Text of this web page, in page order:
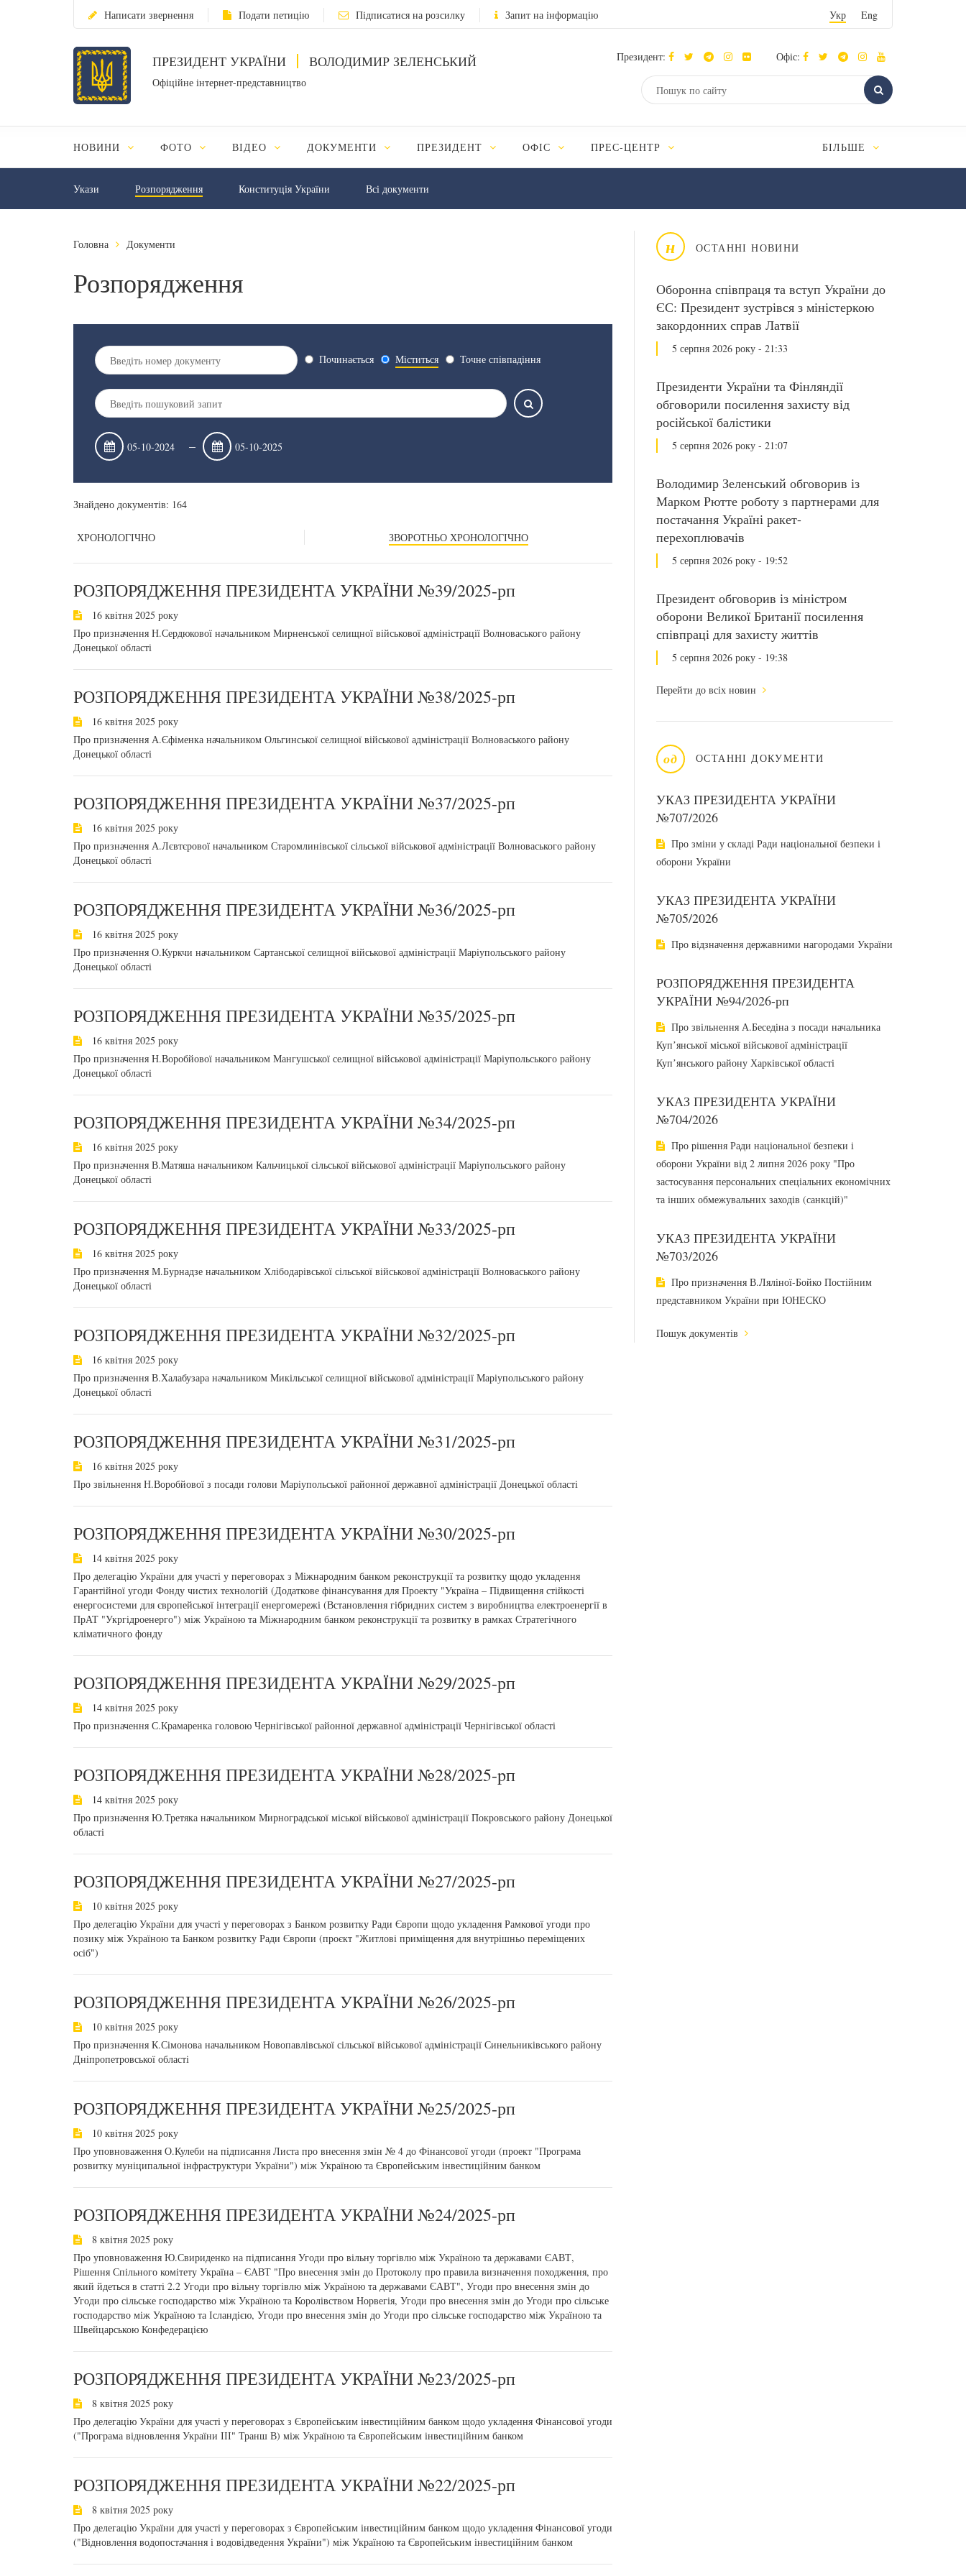
Написати звернення Подати петицію Підписатися на розсилку Запит на інформацію Укр Eng
ПРЕЗИДЕНТ УКРАЇНИ ВОЛОДИМИР ЗЕЛЕНСЬКИЙ
Офіційне інтернет-представництво
Президент: Офіс:
НОВИНИ ФОТО ВІДЕО ДОКУМЕНТИ ПРЕЗИДЕНТ ОФІС ПРЕС-ЦЕНТР БІЛЬШЕ
Укази Розпорядження Конституція України Всі документи
н ОСТАННІ НОВИНИ
Оборонна співпраця та вступ України до
ЄС: Президент зустрівся з міністеркою
закордонних справ Латвії
5 серпня 2026 року - 21:33
Президенти України та Фінляндії
обговорили посилення захисту від
російської балістики
5 серпня 2026 року - 21:07
Володимир Зеленський обговорив із
Марком Рютте роботу з партнерами для
постачання Україні ракет-
перехоплювачів
5 серпня 2026 року - 19:52
Президент обговорив із міністром
оборони Великої Британії посилення
співпраці для захисту життів
5 серпня 2026 року - 19:38
Перейти до всіх новин
од ОСТАННІ ДОКУМЕНТИ
УКАЗ ПРЕЗИДЕНТА УКРАЇНИ
№707/2026
Про зміни у складі Ради національної безпеки і
оборони України
УКАЗ ПРЕЗИДЕНТА УКРАЇНИ
№705/2026
Про відзначення державними нагородами України
РОЗПОРЯДЖЕННЯ ПРЕЗИДЕНТА
УКРАЇНИ №94/2026-рп
Про звільнення А.Беседіна з посади начальника
Купʼянської міської військової адміністрації
Купʼянського району Харківської області
УКАЗ ПРЕЗИДЕНТА УКРАЇНИ
№704/2026
Про рішення Ради національної безпеки і
оборони України від 2 липня 2026 року "Про
застосування персональних спеціальних економічних
та інших обмежувальних заходів (санкцій)"
УКАЗ ПРЕЗИДЕНТА УКРАЇНИ
№703/2026
Про призначення В.Ляліної-Бойко Постійним
представником України при ЮНЕСКО
Пошук документів
Головна Документи
Розпорядження
Починається Міститься Точне співпадіння
–
Знайдено документів: 164
ХРОНОЛОГІЧНО ЗВОРОТНЬО ХРОНОЛОГІЧНО
РОЗПОРЯДЖЕННЯ ПРЕЗИДЕНТА УКРАЇНИ №39/2025-рп
16 квітня 2025 року
Про призначення Н.Сердюкової начальником Мирненської селищної військової адміністрації Волноваського району
Донецької області
РОЗПОРЯДЖЕННЯ ПРЕЗИДЕНТА УКРАЇНИ №38/2025-рп
16 квітня 2025 року
Про призначення А.Єфіменка начальником Ольгинської селищної військової адміністрації Волноваського району
Донецької області
РОЗПОРЯДЖЕННЯ ПРЕЗИДЕНТА УКРАЇНИ №37/2025-рп
16 квітня 2025 року
Про призначення А.Лєвтєрової начальником Старомлинівської сільської військової адміністрації Волноваського району
Донецької області
РОЗПОРЯДЖЕННЯ ПРЕЗИДЕНТА УКРАЇНИ №36/2025-рп
16 квітня 2025 року
Про призначення О.Куркчи начальником Сартанської селищної військової адміністрації Маріупольського району
Донецької області
РОЗПОРЯДЖЕННЯ ПРЕЗИДЕНТА УКРАЇНИ №35/2025-рп
16 квітня 2025 року
Про призначення Н.Воробйової начальником Мангушської селищної військової адміністрації Маріупольського району
Донецької області
РОЗПОРЯДЖЕННЯ ПРЕЗИДЕНТА УКРАЇНИ №34/2025-рп
16 квітня 2025 року
Про призначення В.Матяша начальником Кальчицької сільської військової адміністрації Маріупольського району
Донецької області
РОЗПОРЯДЖЕННЯ ПРЕЗИДЕНТА УКРАЇНИ №33/2025-рп
16 квітня 2025 року
Про призначення М.Бурнадзе начальником Хлібодарівської сільської військової адміністрації Волноваського району
Донецької області
РОЗПОРЯДЖЕННЯ ПРЕЗИДЕНТА УКРАЇНИ №32/2025-рп
16 квітня 2025 року
Про призначення В.Халабузара начальником Микільської селищної військової адміністрації Маріупольського району
Донецької області
РОЗПОРЯДЖЕННЯ ПРЕЗИДЕНТА УКРАЇНИ №31/2025-рп
16 квітня 2025 року
Про звільнення Н.Воробйової з посади голови Маріупольської районної державної адміністрації Донецької області
РОЗПОРЯДЖЕННЯ ПРЕЗИДЕНТА УКРАЇНИ №30/2025-рп
14 квітня 2025 року
Про делегацію України для участі у переговорах з Міжнародним банком реконструкції та розвитку щодо укладення
Гарантійної угоди Фонду чистих технологій (Додаткове фінансування для Проекту "Україна – Підвищення стійкості
енергосистеми для європейської інтеграції енергомережі (Встановлення гібридних систем з виробництва електроенергії в
ПрАТ "Укргідроенерго") між Україною та Міжнародним банком реконструкції та розвитку в рамках Стратегічного
кліматичного фонду
РОЗПОРЯДЖЕННЯ ПРЕЗИДЕНТА УКРАЇНИ №29/2025-рп
14 квітня 2025 року
Про призначення С.Крамаренка головою Чернігівської районної державної адміністрації Чернігівської області
РОЗПОРЯДЖЕННЯ ПРЕЗИДЕНТА УКРАЇНИ №28/2025-pп
14 квітня 2025 року
Про призначення Ю.Третяка начальником Мирноградської міської військової адміністрації Покровського району Донецької
області
РОЗПОРЯДЖЕННЯ ПРЕЗИДЕНТА УКРАЇНИ №27/2025-рп
10 квітня 2025 року
Про делегацію України для участі у переговорах з Банком розвитку Ради Європи щодо укладення Рамкової угоди про
позику між Україною та Банком розвитку Ради Європи (проєкт "Житлові приміщення для внутрішньо переміщених
осіб")
РОЗПОРЯДЖЕННЯ ПРЕЗИДЕНТА УКРАЇНИ №26/2025-рп
10 квітня 2025 року
Про призначення К.Сімонова начальником Новопавлівської сільської військової адміністрації Синельниківського району
Дніпропетровської області
РОЗПОРЯДЖЕННЯ ПРЕЗИДЕНТА УКРАЇНИ №25/2025-рп
10 квітня 2025 року
Про уповноваження О.Кулеби на підписання Листа про внесення змін № 4 до Фінансової угоди (проект "Програма
розвитку муніципальної інфраструктури України") між Україною та Європейським інвестиційним банком
РОЗПОРЯДЖЕННЯ ПРЕЗИДЕНТА УКРАЇНИ №24/2025-рп
8 квітня 2025 року
Про уповноваження Ю.Свириденко на підписання Угоди про вільну торгівлю між Україною та державами ЄАВТ,
Рішення Спільного комітету Україна – ЄАВТ "Про внесення змін до Протоколу про правила визначення походження, про
який йдеться в статті 2.2 Угоди про вільну торгівлю між Україною та державами ЄАВТ", Угоди про внесення змін до
Угоди про сільське господарство між Україною та Королівством Норвегія, Угоди про внесення змін до Угоди про сільське
господарство між Україною та Ісландією, Угоди про внесення змін до Угоди про сільське господарство між Україною та
Швейцарською Конфедерацією
РОЗПОРЯДЖЕННЯ ПРЕЗИДЕНТА УКРАЇНИ №23/2025-рп
8 квітня 2025 року
Про делегацію України для участі у переговорах з Європейським інвестиційним банком щодо укладення Фінансової угоди
("Програма відновлення України ІІІ" Транш В) між Україною та Європейським інвестиційним банком
РОЗПОРЯДЖЕННЯ ПРЕЗИДЕНТА УКРАЇНИ №22/2025-рп
8 квітня 2025 року
Про делегацію України для участі у переговорах з Європейським інвестиційним банком щодо укладення Фінансової угоди
("Відновлення водопостачання і водовідведення України") між Україною та Європейським інвестиційним банком